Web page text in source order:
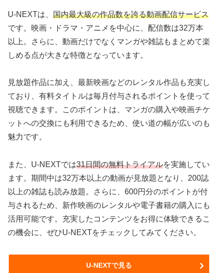
U-NEXTは、 国内最大級の作品数を誇る動画配信サービス
です。映画・ドラマ・アニメを中心に、配信数は32万本
以上。さらに、動画だけでなくマンガや雑誌もまとめて楽
しめる点が大きな特徴となっています。
見放題作品に加え、最新映画などのレンタル作品も充実し
ており、有料タイトルは毎月付与されるポイントを使って
視聴できます。このポイントは、マンガの購入や映画チケ
ットへの交換にも利用できるため、使い道の幅が広いのも
魅力です。
また、U-NEXTでは31日間の無料トライアルを実施してい
ます。期間中は32万本以上の動画が見放題となり、200誌
以上の雑誌も読み放題。さらに、600円分のポイントが付
与されるため、新作映画のレンタルや電子書籍の購入にも
活用可能です。充実したコンテンツをお得に体験できるこ
の機会に、ぜひU-NEXTをチェックしてみてください。
U-NEXTで見る